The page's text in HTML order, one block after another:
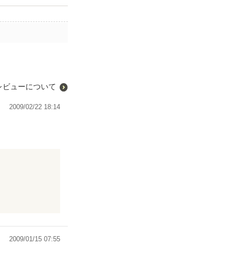
ビューについて
2009/02/22 18:14
2009/01/15 07:55